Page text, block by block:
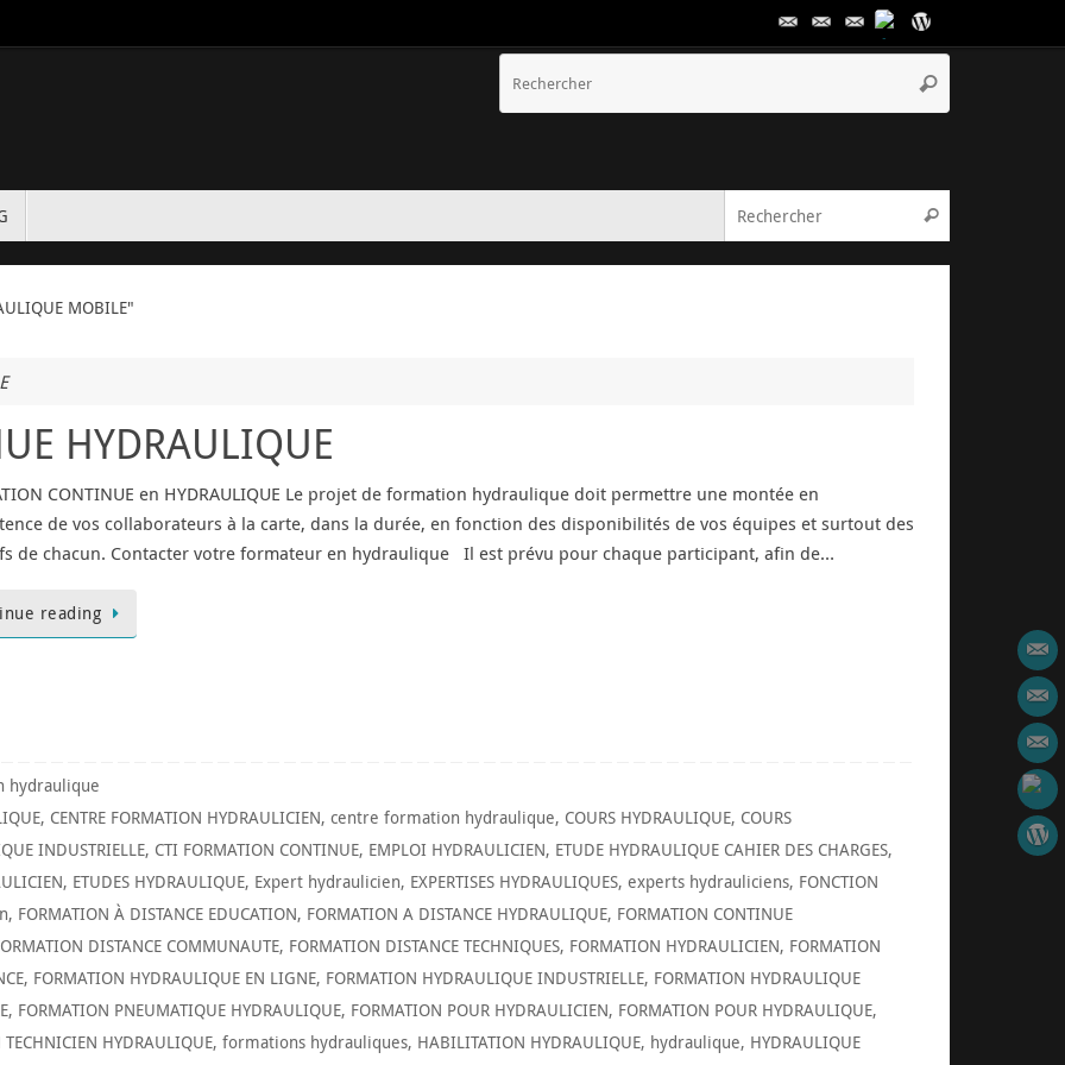
Rechercher
Rechercher
MOBILE"
HYDRAULIQUE
CONTINUE en HYDRAULIQUE Le projet de formation hydraulique doit permettre une montée en
de vos collaborateurs à la carte, dans la durée, en fonction des disponibilités de vos équipes et surtout des
de chacun. Contacter votre formateur en hydraulique Il est prévu pour chaque participant, afin de…
reading
hydraulique
, CENTRE FORMATION HYDRAULICIEN,centre formation hydraulique, COURS HYDRAULIQUE, COURS
INDUSTRIELLE, CTI FORMATION CONTINUE, EMPLOI HYDRAULICIEN, ETUDE HYDRAULIQUE CAHIER DES CHARGES,
, ETUDES HYDRAULIQUE, Expert hydraulicien, EXPERTISES HYDRAULIQUES, experts hydrauliciens, FONCTION
, FORMATION À DISTANCE EDUCATION, FORMATION A DISTANCE HYDRAULIQUE, FORMATION CONTINUE
DISTANCE COMMUNAUTE, FORMATION DISTANCE TECHNIQUES, FORMATION HYDRAULICIEN, FORMATION
, FORMATION HYDRAULIQUE EN LIGNE, FORMATION HYDRAULIQUE INDUSTRIELLE, FORMATION HYDRAULIQUE
, FORMATION PNEUMATIQUE HYDRAULIQUE, FORMATION POUR HYDRAULICIEN, FORMATION POUR HYDRAULIQUE,
TECHNICIEN HYDRAULIQUE, formations hydrauliques, HABILITATION HYDRAULIQUE, hydraulique, HYDRAULIQUE